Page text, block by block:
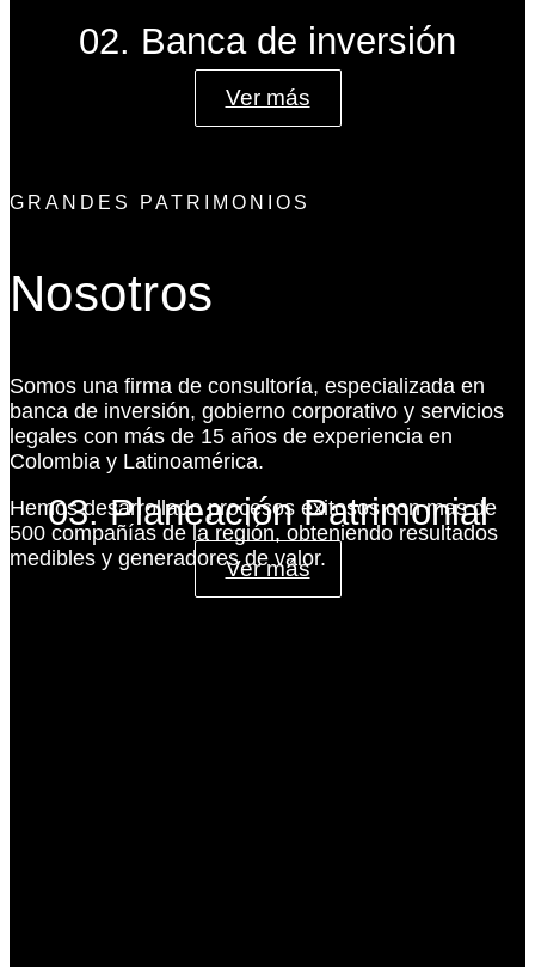
02. Banca de inversión
Ver más
03. Planeación Patrimonial
Ver más
GRANDES PATRIMONIOS
Nosotros
Somos una firma de consultoría, especializada en
banca de inversión, gobierno corporativo y servicios
legales con más de 15 años de experiencia en
Colombia y Latinoamérica.
Hemos desarrollado procesos exitosos con mas de
500 compañías de la región, obteniendo resultados
medibles y generadores de valor.